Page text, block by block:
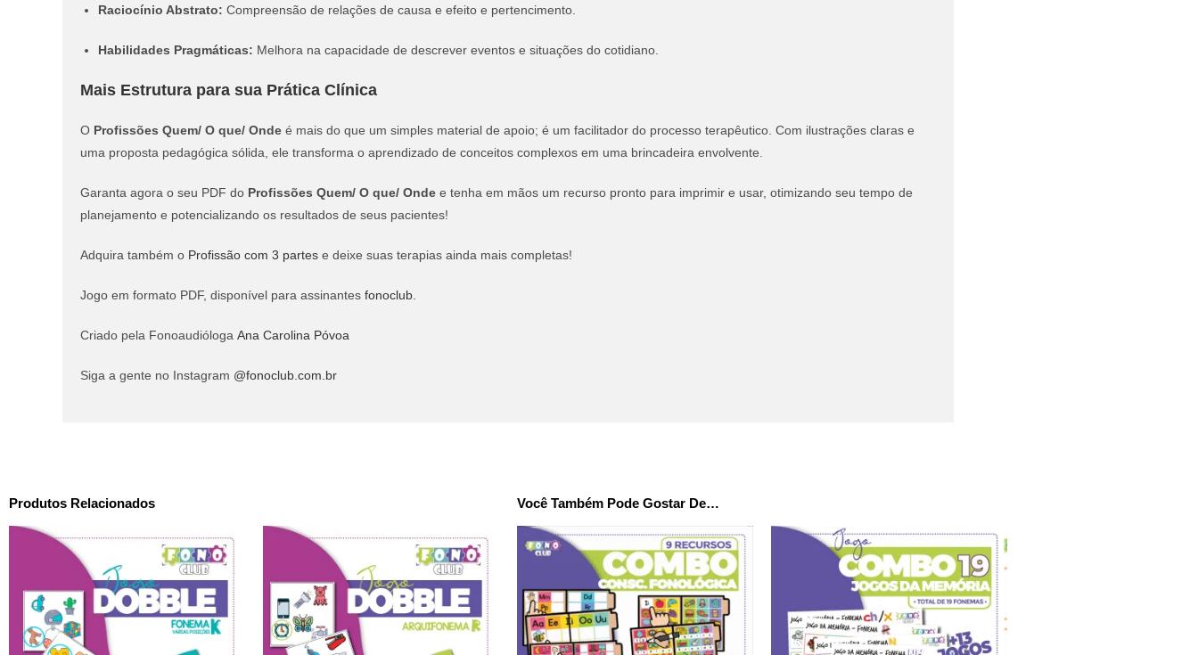
Raciocínio Abstrato: Compreensão de relações de causa e efeito e pertencimento.
Habilidades Pragmáticas: Melhora na capacidade de descrever eventos e situações do cotidiano.
Mais Estrutura para sua Prática Clínica
O Profissões Quem/ O que/ Onde é mais do que um simples material de apoio; é um facilitador do processo terapêutico. Com ilustrações claras e
uma proposta pedagógica sólida, ele transforma o aprendizado de conceitos complexos em uma brincadeira envolvente.
Garanta agora o seu PDF do Profissões Quem/ O que/ Onde e tenha em mãos um recurso pronto para imprimir e usar, otimizando seu tempo de
planejamento e potencializando os resultados de seus pacientes!
Adquira também o Profissão com 3 partes e deixe suas terapias ainda mais completas!
Jogo em formato PDF, disponível para assinantes fonoclub.
Criado pela Fonoaudióloga Ana Carolina Póvoa
Siga a gente no Instagram @fonoclub.com.br
Produtos Relacionados Você Também Pode Gostar De…